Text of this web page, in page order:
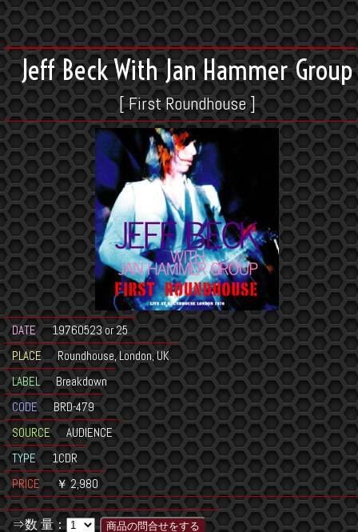
Jeff Beck With Jan Hammer Group
[ First Roundhouse ]
DATE
19760523 or 25
PLACE
Roundhouse, London, UK
LABEL
Breakdown
CODE
BRD-479
SOURCE
AUDIENCE
TYPE
1CDR
PRICE
￥ 2,980
⇒数 量：